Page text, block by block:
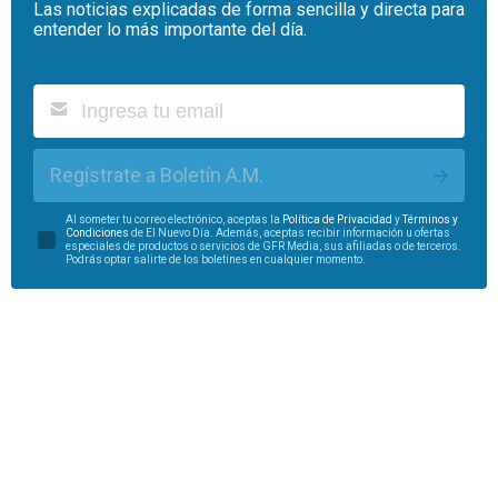
Las noticias explicadas de forma sencilla y directa para
entender lo más importante del día.
Regístrate a Boletín A.M.
Al someter tu correo electrónico, aceptas la Política de Privacidad yTérminos y
Condiciones de El Nuevo Día. Además, aceptas recibir información u ofertas
especiales de productos o servicios de GFR Media, sus afiliadas o de terceros.
Podrás optar salirte de los boletines en cualquier momento.